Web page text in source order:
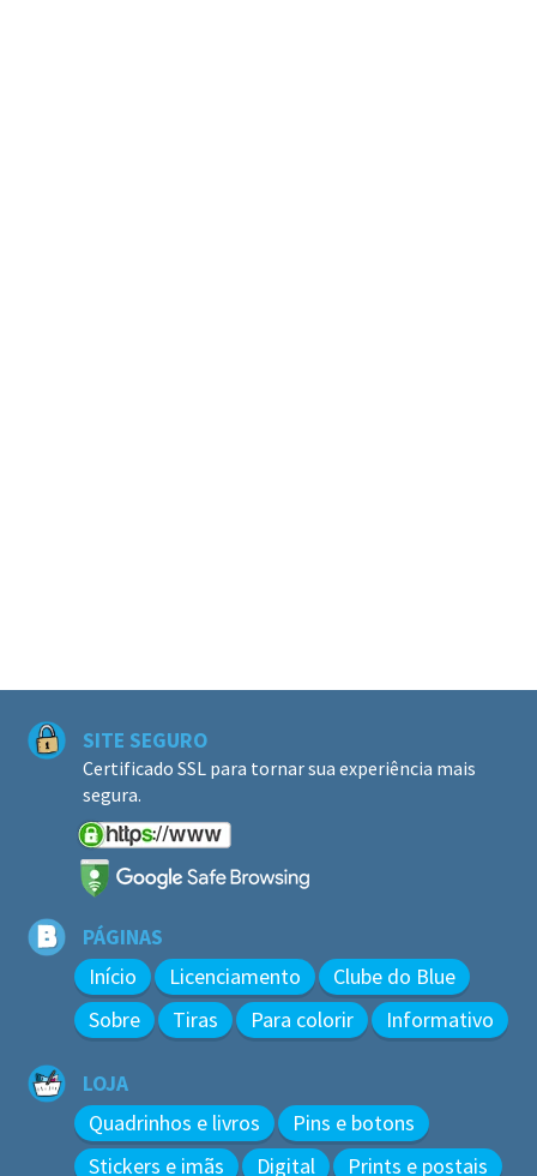
SITE SEGURO
Certificado SSL para tornar sua experiência mais
segura.
PÁGINAS
Início Licenciamento
Clube do Blue
Sobre
Tiras Para colorir Informativo
LOJA
Quadrinhos e livros
Pins e botons
Stickers e imãs
Digital Prints e postais